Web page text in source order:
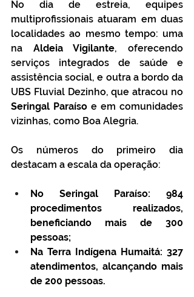
No dia de estreia, equipes
multiprofissionais atuaram em duas
localidades ao mesmo tempo: uma
na Aldeia Vigilante, oferecendo
serviços integrados de saúde e
assistência social, e outra a bordo da
Seringal Paraíso e em comunidades
vizinhas, como Boa Alegria.
Os números do primeiro dia
destacam a escala da operação:
No Seringal Paraíso: 984
procedimentos realizados,
beneficiando mais de 300
pessoas;
Na Terra Indígena Humaitá: 327
atendimentos, alcançando mais
de 200 pessoas.